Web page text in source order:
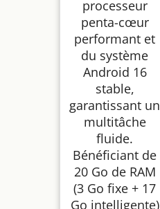
processeur
penta-cœur
performant et
du système
Android 16
stable,
garantissant un
multitâche
fluide.
Bénéficiant de
20 Go de RAM
(3 Go fixe + 17
Go intelligente)